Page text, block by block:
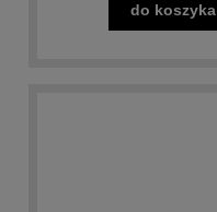
do koszyka